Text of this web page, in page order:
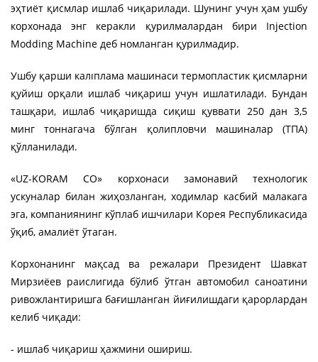
эҳтиёт қисмлар ишлаб чиқарилади. Шунинг учун ҳам ушбу
корхонада энг керакли қурилмалардан бири Injection
Modding Machine деб номланган қурилмадир.
Ушбу қарши калıплама машинаси термопластик қисмларни
қуйиш орқали ишлаб чиқариш учун ишлатилади. Бундан
ташқари, ишлаб чиқаришда сиқиш қуввати 250 дан 3,5
минг тоннагача бўлган қолипловчи машиналар (ТПA)
қўлланилади.
«UZ-KORAM CO» корхонаси замонавий технологик
ускуналар билан жиҳозланган, ходимлар касбий малакага
эга, компаниянинг кўплаб ишчилари Корея Республикасида
ўқиб, амалиёт ўтаган.
Корхонанинг мақсад ва режалари Президент Шавкат
Мирзиёев раислигида бўлиб ўтган автомобил саноатини
ривожлантиришга бағишланган йиғилишдаги қарорлардан
келиб чиқади:
- ишлаб чиқариш ҳажмини ошириш.